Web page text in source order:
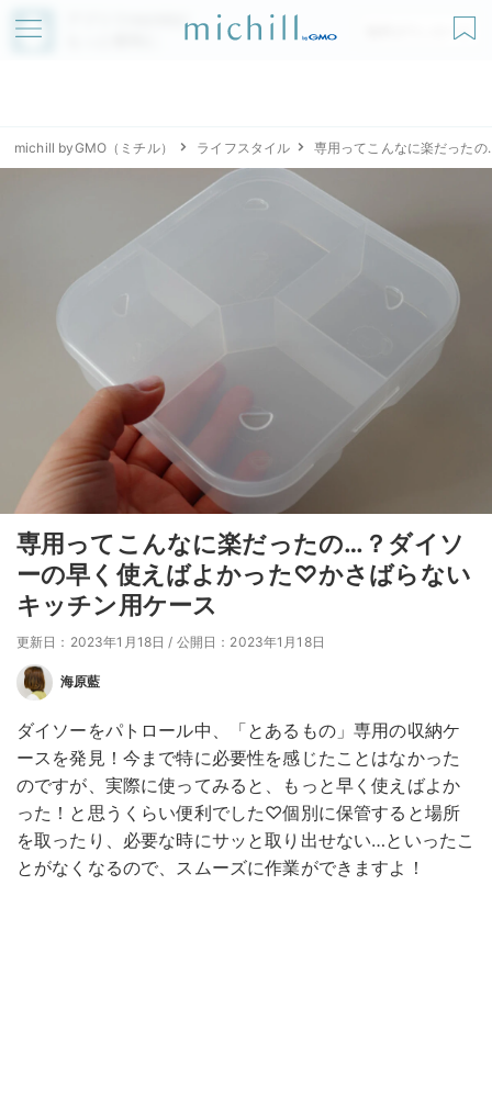
アプリでmichillが
無料ダウンロード
michill byGMO（ミチル） ライフスタイル 専用ってこんなに楽だった
専用ってこんなに楽だったの…？ダイソ
ーの早く使えばよかった♡かさばらない
キッチン用ケース
更新日：2023年1月18日 / 公開日：2023年1月18日
海原藍
ダイソーをパトロール中、「とあるもの」専用の収納ケ
ースを発見！今まで特に必要性を感じたことはなかった
のですが、実際に使ってみると、もっと早く使えばよか
った！と思うくらい便利でした♡個別に保管すると場所
を取ったり、必要な時にサッと取り出せない…といったこ
とがなくなるので、スムーズに作業ができますよ！